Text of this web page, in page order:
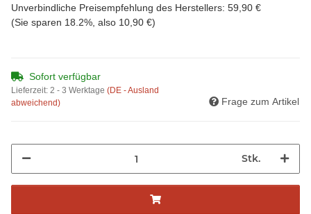
Unverbindliche Preisempfehlung des Herstellers: 59,90 €
(Sie sparen 18.2% , also 10,90 €)
Sofort verfügbar
Lieferzeit: 2 - 3 Werktage (DE - Ausland
abweichend)
Frage zum Artikel
Stk.